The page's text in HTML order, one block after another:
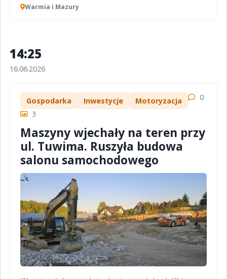
Warmia i Mazury
14:25
16.06.2026
Gospodarka Inwestycje Motoryzacja
0
3
Maszyny wjechały na teren przy
ul. Tuwima. Ruszyła budowa
salonu samochodowego